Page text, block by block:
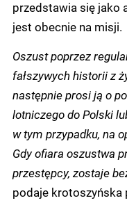
przedstawia się jako
jest obecnie na misji.
Oszust poprzez
fałszywych historii z
następnie prosi ją o
lotniczego do Polski
w tym przypadku, na
Gdy ofiara oszustwa
przestępcy, zostaje
podaje krotoszyńska